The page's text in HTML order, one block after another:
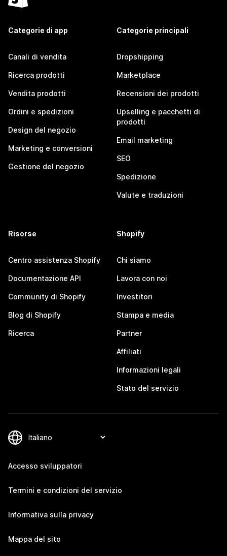
Categorie di app
Canali di vendita
Ricerca prodotti
Vendita prodotti
Ordini e spedizioni
Design del negozio
Marketing e conversioni
Gestione del negozio
Categorie principali
Dropshipping
Marketplace
Recensioni dei prodotti
Upselling e pacchetti di
prodotti
Email marketing
SEO
Spedizione
Valute e traduzioni
Risorse
Centro assistenza Shopify
Documentazione API
Community di Shopify
Blog di Shopify
Ricerca
Shopify
Chi siamo
Lavora con noi
Investitori
Stampa e media
Partner
Affiliati
Informazioni legali
Stato del servizio
Accesso sviluppatori
Termini e condizioni del servizio
Informativa sulla privacy
Mappa del sito